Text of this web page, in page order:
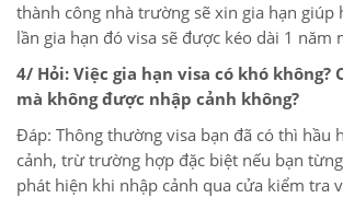
thành công nhà trường sẽ xin gia hạn giúp
lần gia hạn đó visa sẽ được kéo dài 1 năm
4/ Hỏi: Việc gia hạn visa có khó không?
mà không được nhập cảnh không?
Đáp: Thông thường visa bạn đã có thì hầu
cảnh, trừ trường hợp đặc biệt nếu bạn
phát hiện khi nhập cảnh qua cửa kiểm tra